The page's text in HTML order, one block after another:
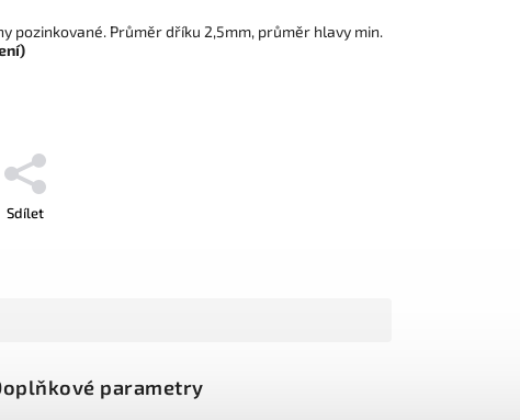
pozinkované. Průměr dříku 2,5mm, průměr hlavy min.
Sdílet
parametry